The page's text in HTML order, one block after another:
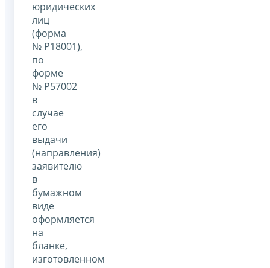
юридических
лиц
(форма
№ Р18001),
по
форме
№ Р57002
в
случае
его
выдачи
(направления)
заявителю
в
бумажном
виде
оформляется
на
бланке,
изготовленном